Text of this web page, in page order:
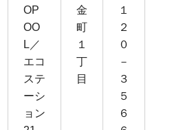
OP
OO
L／
エコ
ステ
ーシ
ョン
金
町
１
丁
目
１
２
０
－
３
５
６